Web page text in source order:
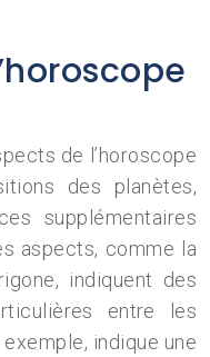
de l’horoscope
des planètes,
supplémentaires
aspects, comme la
indiquent des
entre les
indique une